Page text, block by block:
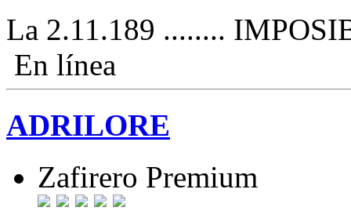
La 2.11.189 ........
En línea
ADRILORE
Zafirero Premium